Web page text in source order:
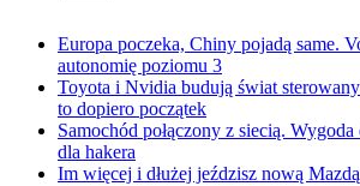
Europa poczeka, Chiny pojadą same.
autonomię poziomu 3
Toyota i Nvidia budują świat
to dopiero początek
Samochód połączony z siecią.
dla hakera
Im więcej i dłużej jeździsz nową